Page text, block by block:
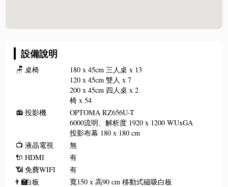
設備說明
🪑 桌椅
180 x 45cm 三人桌 x 13
120 x 45cm 雙人 x 7
200 x 45cm 四人桌 x 2
椅 x 54
📻 投影機
OPTOMA RZ656U-T
6000流明、解析度 1920 x 1200 WUxGA
投影布幕 180 x 180 cm
📺 液晶電視
無
🔌 HDMI
有
📶 免費WIFI
有
👨‍🏫白板
寬150 x 高90 cm 移動式磁吸白板